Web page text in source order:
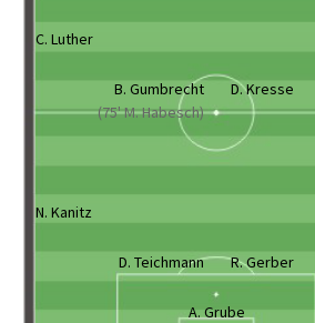
C. Luther
B. Gumbrecht
(75' M. Habesch)
D. Kresse
N. Kanitz
D. Teichmann R. Gerber
A. Grube